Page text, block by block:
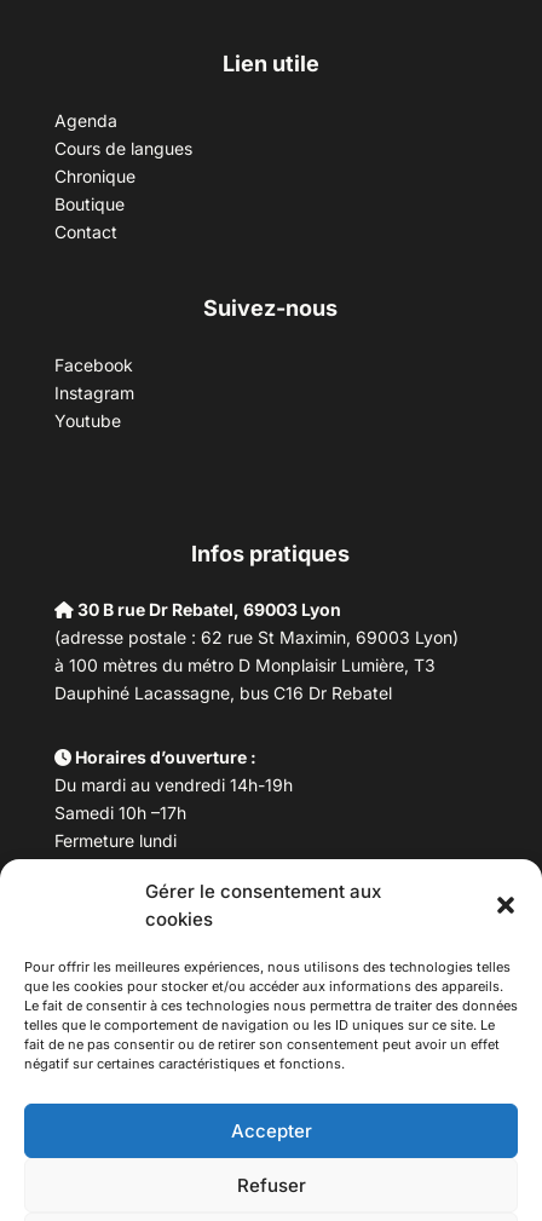
Gérer le consentement aux
cookies
Pour offrir les meilleures expériences, nous utilisons des technologies telles
que les cookies pour stocker et/ou accéder aux informations des appareils.
Le fait de consentir à ces technologies nous permettra de traiter des données
telles que le comportement de navigation ou les ID uniques sur ce site. Le
fait de ne pas consentir ou de retirer son consentement peut avoir un effet
négatif sur certaines caractéristiques et fonctions.
Accepter
Refuser
Lien utile
Agenda
Cours de langues
Chronique
Boutique
Contact
Suivez-nous
Facebook
Instagram
Youtube
Infos pratiques
30 B rue Dr Rebatel, 69003 Lyon
(adresse postale : 62 rue St Maximin, 69003 Lyon)
à 100 mètres du métro D Monplaisir Lumière, T3
Dauphiné Lacassagne, bus C16 Dr Rebatel
Horaires d’ouverture :
Du mardi au vendredi 14h-19h
Samedi 10h –17h
Fermeture lundi
Téléphone : 04 78 53 06 40
maisondesculturesasiatiques@asiexpo.com